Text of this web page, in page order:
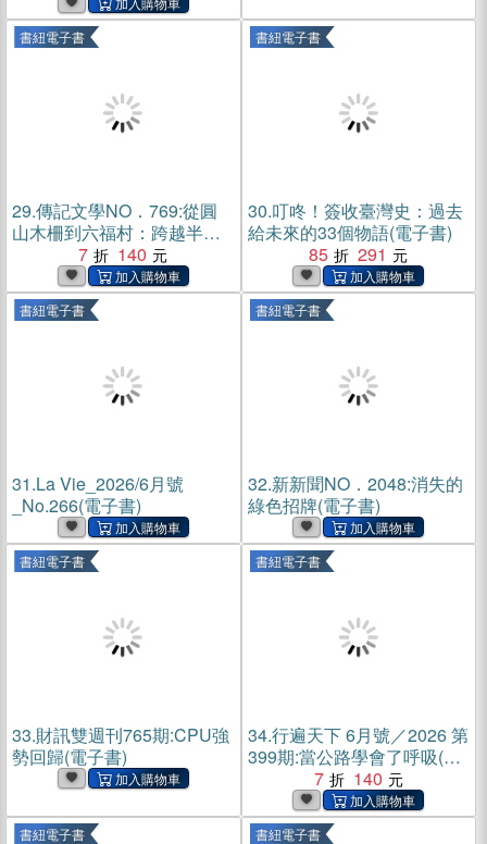
書紐電子書
29.傳記文學NO．769:從圓
山木柵到六福村：跨越半世
紀的野生動物緣(電子書)
7 140
書紐電子書
30.叮咚！簽收臺灣史：過去
給未來的33個物語(電子書)
85
291
書紐電子書
31.La Vie_2026/6月號
_No.266(電子書)
書紐電子書
32.新新聞NO．2048:消失的
綠色招牌(電子書)
書紐電子書
33.財訊雙週刊765期:CPU強
勢回歸(電子書)
書紐電子書
34.行遍天下 6月號／2026 第
399期:當公路學會了呼吸(電
7 140
書紐電子書 書紐電子書